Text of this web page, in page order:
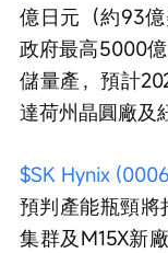
億日元（約93
政府最高5000
儲量產，預計
達荷州晶圓廠及
$SK Hynix
預判產能瓶頸
集群及M15X新